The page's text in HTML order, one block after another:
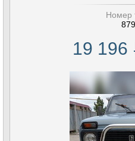
Номер
19 196